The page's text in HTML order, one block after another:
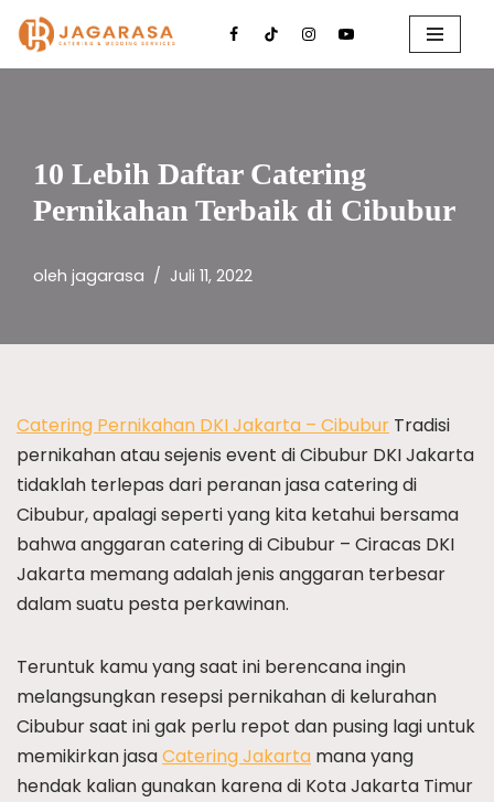
10 Lebih Daftar Catering
Pernikahan Terbaik di Cibubur
oleh jagarasa Juli 11, 2022
Catering Pernikahan DKI Jakarta – Cibubur Tradisi
pernikahan atau sejenis event di Cibubur DKI Jakarta
tidaklah terlepas dari peranan jasa catering di
Cibubur, apalagi seperti yang kita ketahui bersama
bahwa anggaran catering di Cibubur – Ciracas DKI
Jakarta memang adalah jenis anggaran terbesar
dalam suatu pesta perkawinan.
Teruntuk kamu yang saat ini berencana ingin
melangsungkan resepsi pernikahan di kelurahan
Cibubur saat ini gak perlu repot dan pusing lagi untuk
memikirkan jasaCatering Jakarta mana yang
hendak kalian gunakan karena di Kota Jakarta Timur